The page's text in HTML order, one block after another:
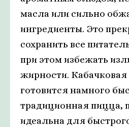
масла или сильно
ингредиенты. Это
сохранить все
при этом избежать
жирности.
готовится намного
традиционная пицца,
идеальна для